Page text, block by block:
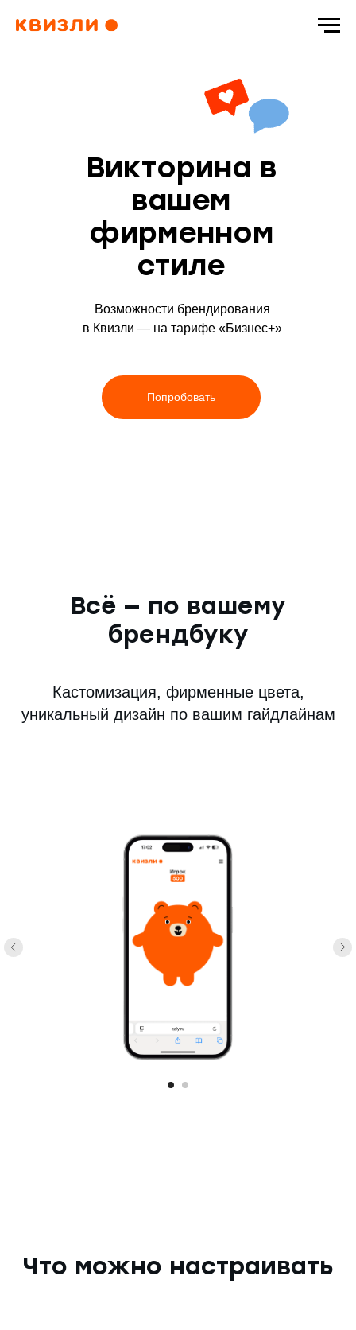
Викторина в
вашем
фирменном
стиле
Возможности брендирования
в Квизли — на тарифе «Бизнес+»
Попробовать
Всё — по вашему
брендбуку
Кастомизация, фирменные цвета,
уникальный дизайн по вашим гайдлайнам
Что можно настраивать